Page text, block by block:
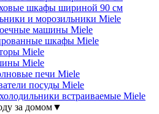
шкафы шириной 90 см
и морозильники Miele
машины Miele
шкафы Miele
Miele
Miele
печи Miele
посуды Miele
встраиваемые Miele
за домом▼